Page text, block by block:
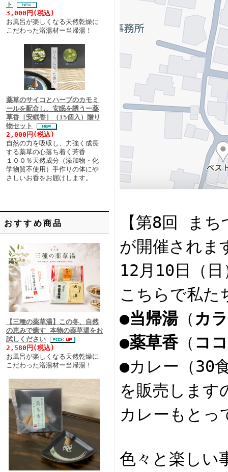
ト
3,000円(税込)
お風呂が楽しくなる天然乾燥に
こだわった浴湯材ー当帰湯！
薬草のサイコとハーブのカモミ
ールを配合し、安眠を誘うー薬
草香［安眠香］（15個入）贈り
物セット
2,000円(税込)
自然の力を吸収し、力強く成長
する薬草の心落ち着く芳香
１００％天然成分（添加物・化
学物質不使用）手作りの体にや
さしいお香をお届けします。
おすすめ商品
【三種の薬草湯】この冬、自然
の恵みで癒す 本物の薬草湯をお
試しください
2,580円(税込)
お風呂が楽しくなる天然乾燥に
こだわった浴湯材ー当帰湯！
【第8回 ま
が開催されま
12月10日（
こちらで私た
●当帰湯（ カ
●薬草香（ コ
●カレー（30
を販売します
カレーもとっ
色々と楽しい